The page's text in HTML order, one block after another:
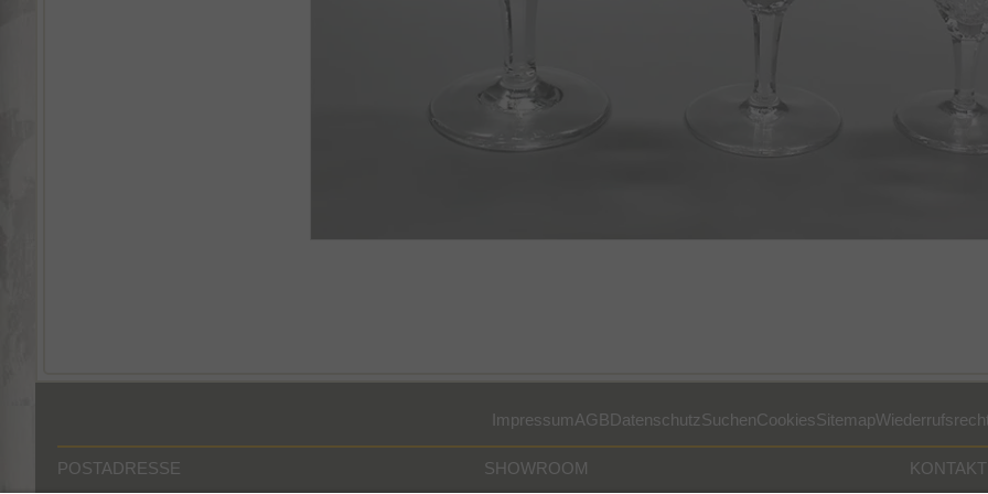
ImpressumAGBDatenschutzSuchenCookiesSitemap
POSTADRESSE SHOWROOM KONTAKT